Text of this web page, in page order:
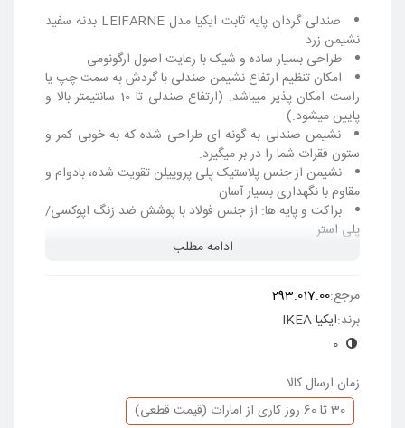
صندلی گردان پایه ثابت ایکیا مدل LEIFARNE بدنه سفید
نشیمن زرد
طراحی بسیار ساده و شیک با رعایت اصول ارگونومی
امکان تنظیم ارتفاع نشیمن صندلی با گردش به سمت چپ یا
راست امکان پذیر میباشد. (ارتفاع صندلی تا 10 سانتیمتر بالا و
پایین میشود.)
نشیمن صندلی به گونه ای طراحی شده که به خوبی کمر و
ستون فقرات شما را در بر میگیرد.
نشیمن از جنس پلاستیک پلی پروپیلن تقویت شده، بادوام و
مقاوم با نگهداری بسیار آسان
براکت و پایه ها: از جنس فولاد با پوشش ضد زنگ اپوکسی/
پلی استر
وزن بسیار سبک در حدود 6.5 کیلوگرم
طراحی شده توسط: میا لاگرمن
این صندلی برای مصارف خانگی مورد آزمایش قرار گرفته و موفق
توجه: این محصول به آسانی توسط خود شما قابل مونتاژ میباشد.
ادامه مطلب
مرجع:293.017.00
برند:ایکیا IKEA
0
زمان ارسال کالا
30 تا 60 روز کاری از امارات (قیمت قطعی)